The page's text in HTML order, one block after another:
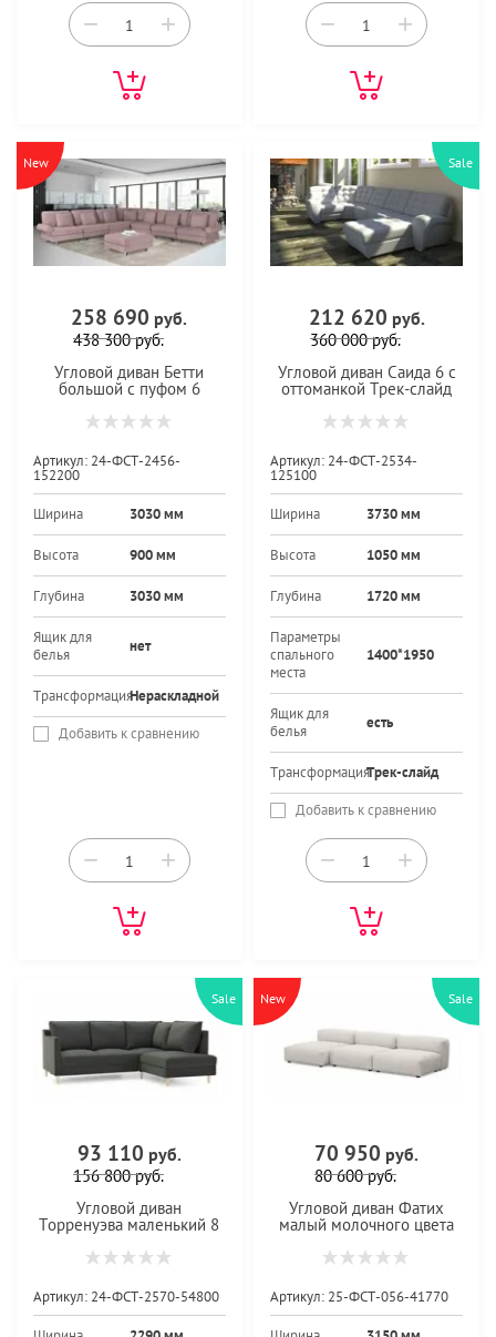
− + − +
New
258 690 руб.
438 300руб.
Угловой диван Бетти
большой с пуфом 6
Артикул: 24-ФСТ-2456-
152200
Ширина 3030 мм
Высота 900 мм
Глубина 3030 мм
Ящик для
белья
нет
ТрансформацияНераскладной
Добавить к сравнению
− +
Sale
212 620 руб.
360 000руб.
Угловой диван Саида 6 с
оттоманкой Трек-слайд
Артикул: 24-ФСТ-2534-
125100
Ширина 3730 мм
Высота 1050 мм
Глубина 1720 мм
Параметры
спального
места
1400*1950
Ящик для
белья
есть
ТрансформацияТрек-слайд
Добавить к сравнению
− +
Sale
93 110 руб.
156 800руб.
Угловой диван
Торренуэва маленький 8
Артикул: 24-ФСТ-2570-54800
New Sale
70 950 руб.
80 600руб.
Угловой диван Фатих
малый молочного цвета
Артикул: 25-ФСТ-056-41770